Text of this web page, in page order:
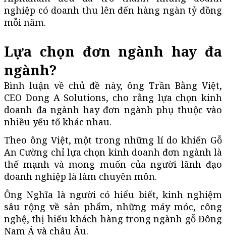
nghiệp có doanh thu lên đến hàng ngàn tỷ đồng
mỗi năm.
Lựa chọn đơn ngành hay đa
ngành?
Bình luận về chủ đề này, ông Trần Bằng Việt,
CEO Dong A Solutions, cho rằng lựa chọn kinh
doanh đa ngành hay đơn ngành phụ thuộc vào
nhiều yếu tố khác nhau.
Theo ông Việt, một trong những lí do khiến Gỗ
An Cường chỉ lựa chọn kinh doanh đơn ngành là
thế mạnh và mong muốn của người lãnh đạo
doanh nghiệp là làm chuyên môn.
Ông Nghĩa là người có hiểu biết, kinh nghiệm
sâu rộng về sản phẩm, những máy móc, công
nghệ, thị hiếu khách hàng trong ngành gỗ Đông
Nam Á và châu Âu.